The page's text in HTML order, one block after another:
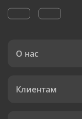
О нас
Клиентам